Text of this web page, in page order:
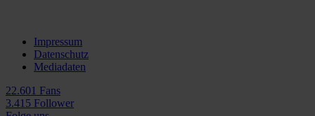
Impressum
Datenschutz
Mediadaten
22.601 Fans
3.415 Follower